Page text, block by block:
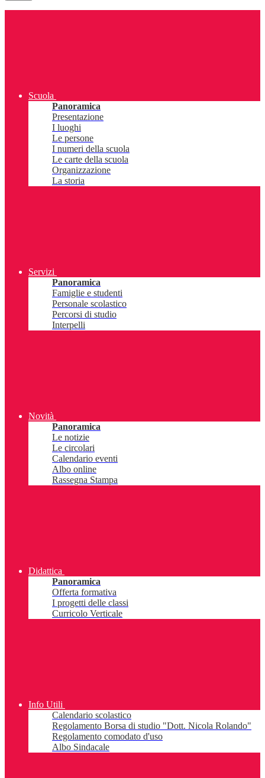
Scuola
Panoramica
Presentazione
I luoghi
Le persone
I numeri della scuola
Le carte della scuola
Organizzazione
La storia
Servizi
Panoramica
Famiglie e studenti
Personale scolastico
Percorsi di studio
Interpelli
Novità
Panoramica
Le notizie
Le circolari
Calendario eventi
Albo online
Rassegna Stampa
Didattica
Panoramica
Offerta formativa
I progetti delle classi
Curricolo Verticale
Info Utili
Calendario scolastico
Regolamento Borsa di studio "Dott. Nicola Rolando"
Regolamento comodato d'uso
Albo Sindacale